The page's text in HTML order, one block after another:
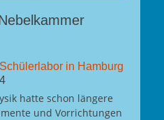
in Hamburg
hatte schon längere
und Vorrichtungen